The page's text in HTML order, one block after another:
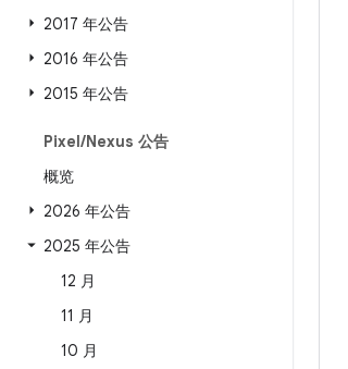
2017 年公告
2016 年公告
2015 年公告
Pixel/Nexus 公告
概览
2026 年公告
2025 年公告
12 月
11 月
10 月